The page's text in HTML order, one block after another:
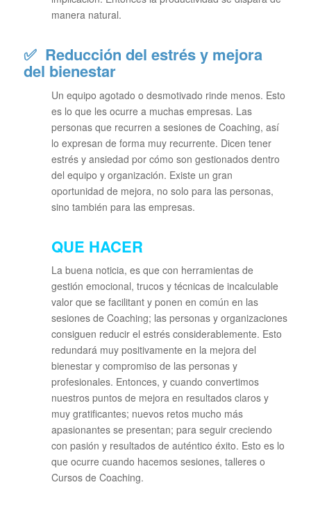
manera natural.
✅ Reducción del estrés y mejora
del bienestar
Un equipo agotado o desmotivado rinde menos. Esto
es lo que les ocurre a muchas empresas. Las
personas que recurren a sesiones de Coaching, así
lo expresan de forma muy recurrente. Dicen tener
estrés y ansiedad por cómo son gestionados dentro
del equipo y organización. Existe un gran
oportunidad de mejora, no solo para las personas,
sino también para las empresas.
QUE HACER
La buena noticia, es que con herramientas de
gestión emocional, trucos y técnicas de incalculable
valor que se facilitant y ponen en común en las
sesiones de Coaching; las personas y organizaciones
consiguen reducir el estrés considerablemente. Esto
redundará muy positivamente en la mejora del
bienestar y compromiso de las personas y
profesionales. Entonces, y cuando convertimos
nuestros puntos de mejora en resultados claros y
muy gratificantes; nuevos retos mucho más
apasionantes se presentan; para seguir creciendo
con pasión y resultados de auténtico éxito. Esto es lo
que ocurre cuando hacemos sesiones, talleres o
Cursos de Coaching.